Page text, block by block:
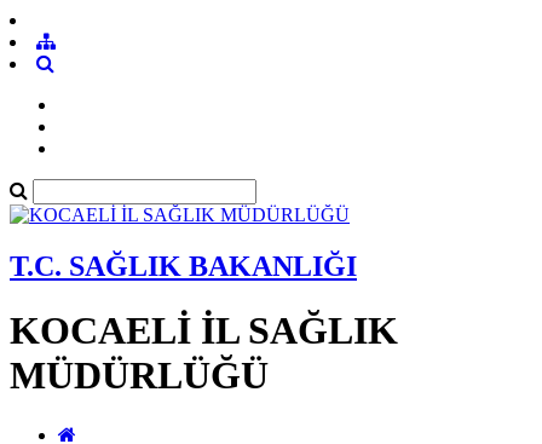
T.C. SAĞLIK BAKANLIĞI
KOCAELİ İL SAĞLIK
MÜDÜRLÜĞÜ